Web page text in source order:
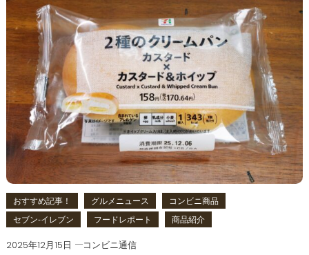
おすすめ記事！ グルメニュース
コンビニ商品
セブン‐イレブン
フードレポート 商品紹介
2025年12月15日 コンビニ通信